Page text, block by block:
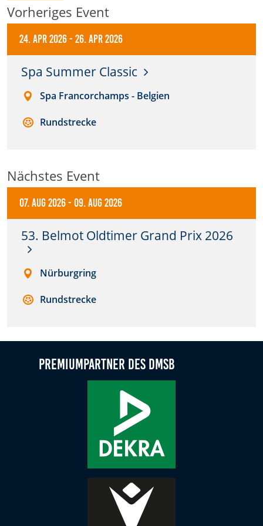
Vorheriges Event
24. Apr 2026-26. Apr 2026
Spa Summer Classic
Spa Francorchamps - Belgien
Rundstrecke
Nächstes Event
07. Aug 2026-09. Aug 2026
53. Belmot Oldtimer Grand Prix 2026
Nürburgring
Rundstrecke
Premiumpartner des DMSB
Anbieter:
DMSB
Dieser Cookie speichert Informationen zu
24 Stunden
Name:
cookie_consent
Anbieter:
DMSB
Zweck:
Einstellungen.
Cookies, die der Sammlung von Informationen und
Erstellung von Berichten über die Website-
Nutzungsstatistik dienen, ohne dass einzelne
Besucher persönlich identifiziert werden können.